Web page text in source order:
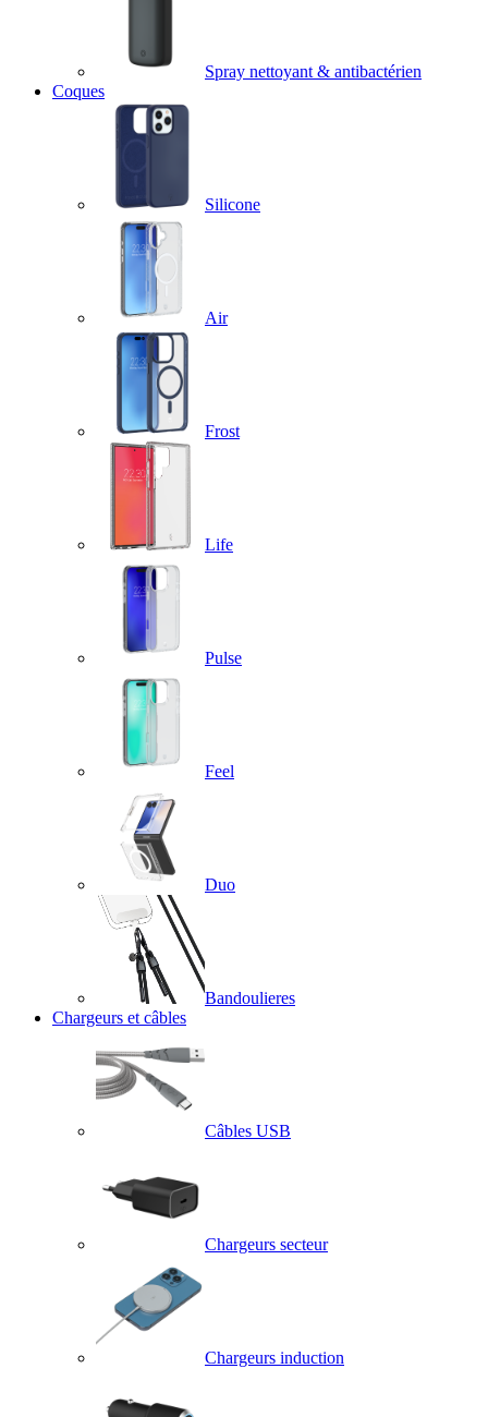
Spray nettoyant & antibactérien
Coques
Silicone
Air
Frost
Life
Pulse
Feel
Duo
Bandoulieres
Chargeurs et câbles
Câbles USB
Chargeurs secteur
Chargeurs induction